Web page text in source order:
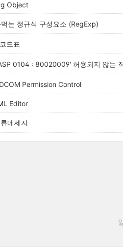
Object
는 정규식 구성요소 (RegExp)
드표
0104 : 80020009' 허용되지 않는
Permission Control
Editor
메세지